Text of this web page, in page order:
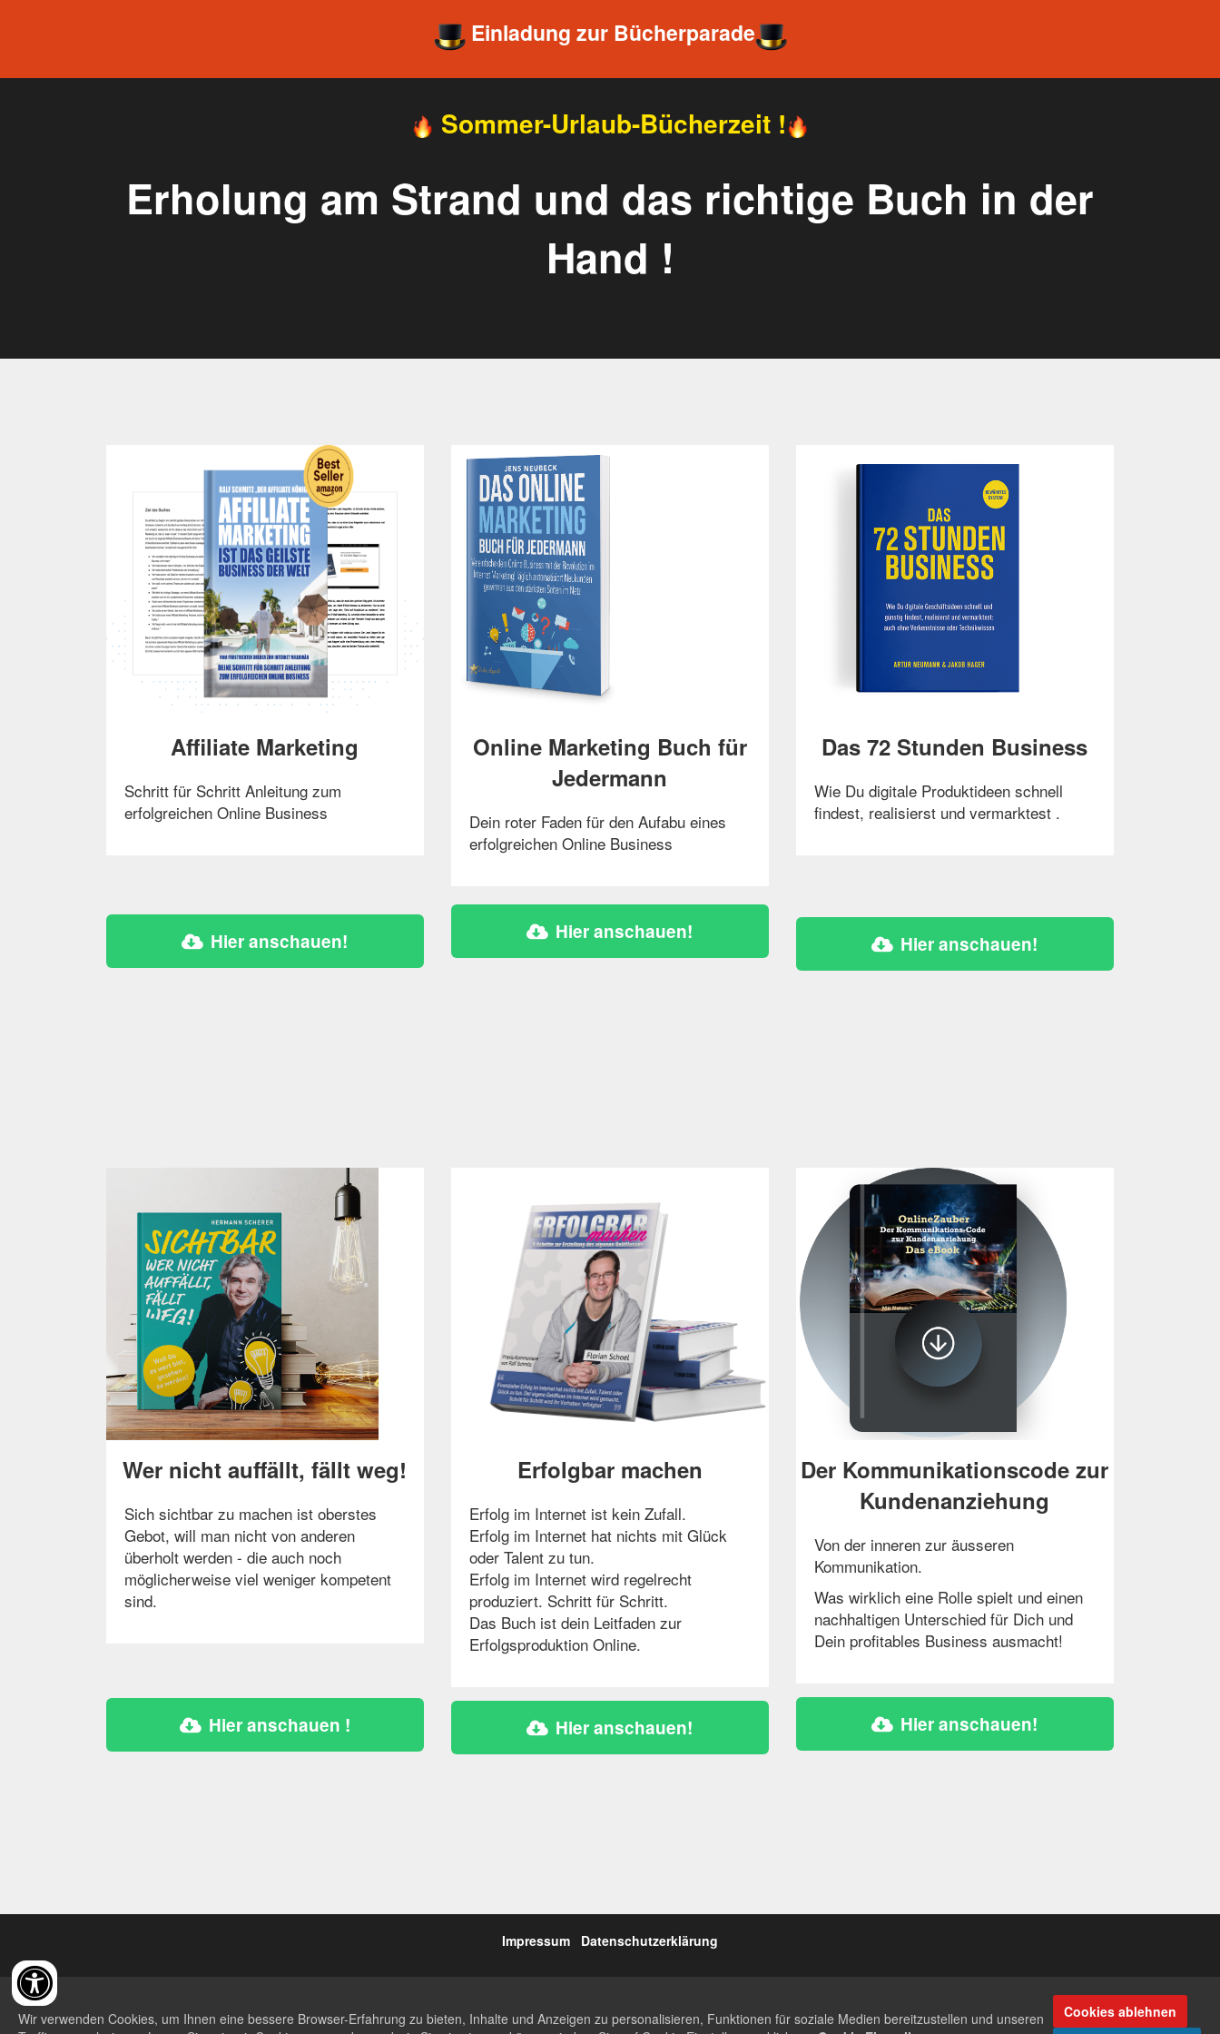
Einladung zur Bücherparade
Sommer-Urlaub-Bücherzeit !
Erholung am Strand und das richtige Buch in der
Hand !
Affiliate Marketing
Schritt für Schritt Anleitung zum
erfolgreichen Online Business
Hier anschauen!
Online Marketing Buch für
Jedermann
Dein roter Faden für den Aufabu eines
erfolgreichen Online Business
Hier anschauen!
Das 72 Stunden Business
Wie Du digitale Produktideen schnell
findest, realisierst und vermarktest .
Hier anschauen!
Wer nicht auffällt, fällt weg!
Sich sichtbar zu machen ist oberstes
Gebot, will man nicht von anderen
überholt werden - die auch noch
möglicherweise viel weniger kompetent
sind.
Hier anschauen !
Erfolgbar machen
Erfolg im Internet ist kein Zufall.
Erfolg im Internet hat nichts mit Glück
oder Talent zu tun.
Erfolg im Internet wird regelrecht
produziert. Schritt für Schritt.
Das Buch ist dein Leitfaden zur
Erfolgsproduktion Online.
Hier anschauen!
Der Kommunikationscode zur
Kundenanziehung
Von der inneren zur äusseren
Kommunikation.
Was wirklich eine Rolle spielt und einen
nachhaltigen Unterschied für Dich und
Dein profitables Business ausmacht!
Hier anschauen!
Impressum Datenschutzerklärung
Wir verwenden Cookies, um Ihnen eine bessere Browser-Erfahrung zu bieten, Inhalte und Anzeigen zu personalisieren, Funktionen für soziale Medien bereitzustellen und unseren
Cookies ablehnen